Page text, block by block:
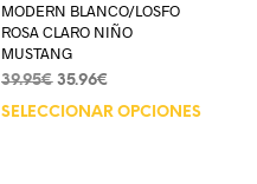
MODERN BLANCO/LOSFO
ROSA CLARO NIÑO
MUSTANG
39.95€ 35.96€
SELECCIONAR OPCIONES